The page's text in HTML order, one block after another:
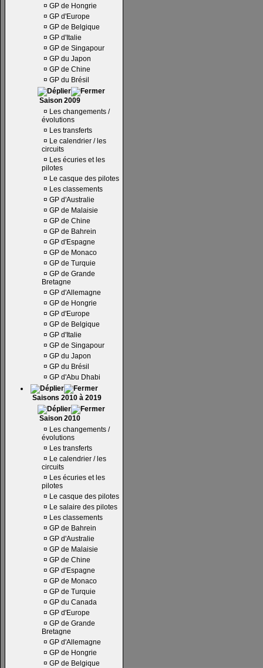
¤ GP de Hongrie
¤ GP d'Europe
¤ GP de Belgique
¤ GP d'Italie
¤ GP de Singapour
¤ GP du Japon
¤ GP de Chine
¤ GP du Brésil
Saison 2009
¤ Les changements /
évolutions
¤ Les transferts
¤ Le calendrier / les
circuits
¤ Les écuries et les
pilotes
¤ Le casque des pilotes
¤ Les classements
¤ GP d'Australie
¤ GP de Malaisie
¤ GP de Chine
¤ GP de Bahrein
¤ GP d'Espagne
¤ GP de Monaco
¤ GP de Turquie
¤ GP de Grande
Bretagne
¤ GP d'Allemagne
¤ GP de Hongrie
¤ GP d'Europe
¤ GP de Belgique
¤ GP d'Italie
¤ GP de Singapour
¤ GP du Japon
¤ GP du Brésil
¤ GP d'Abu Dhabi
Saisons 2010 à 2019
Saison 2010
¤ Les changements /
évolutions
¤ Les transferts
¤ Le calendrier / les
circuits
¤ Les écuries et les
pilotes
¤ Le casque des pilotes
¤ Le salaire des pilotes
¤ Les classements
¤ GP de Bahrein
¤ GP d'Australie
¤ GP de Malaisie
¤ GP de Chine
¤ GP d'Espagne
¤ GP de Monaco
¤ GP de Turquie
¤ GP du Canada
¤ GP d'Europe
¤ GP de Grande
Bretagne
¤ GP d'Allemagne
¤ GP de Hongrie
¤ GP de Belgique